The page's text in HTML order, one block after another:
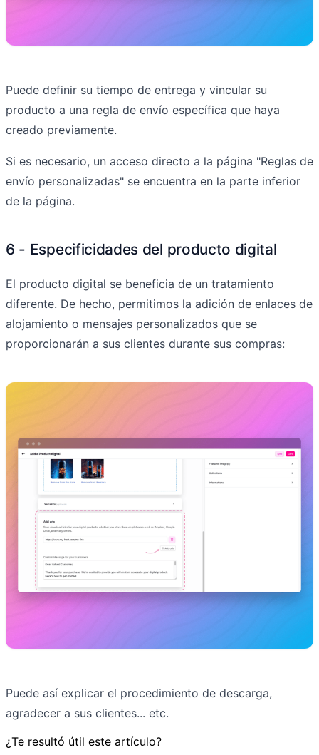
Puede definir su tiempo de entrega y vincular su
producto a una regla de envío específica que haya
creado previamente.
Si es necesario, un acceso directo a la página "Reglas de
envío personalizadas" se encuentra en la parte inferior
de la página.
6 - Especificidades del producto digital
El producto digital se beneficia de un tratamiento
diferente. De hecho, permitimos la adición de enlaces de
alojamiento o mensajes personalizados que se
proporcionarán a sus clientes durante sus compras:
Puede así explicar el procedimiento de descarga,
agradecer a sus clientes... etc.
¿Te resultó útil este artículo?